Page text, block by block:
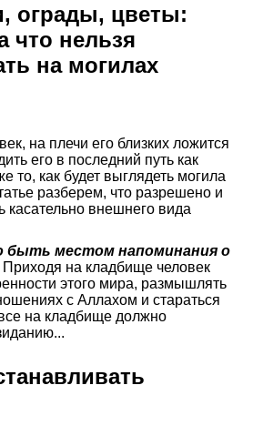
ограды, цветы:
что нельзя
на могилах
на плечи его близких ложится
его в последний путь как
то, как будет выглядеть могила
разберем, что разрешено и
касательно внешнего вида
быть местом напоминания о
Приходя на кладбище человек
этого мира, размышлять
с Аллахом и стараться
на кладбище должно